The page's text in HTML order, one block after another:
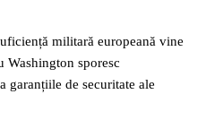
militară europeană vine
Washington sporesc
de securitate ale